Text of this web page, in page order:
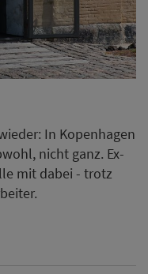
In Kopenhagen
nicht ganz. Ex-
mit dabei - trotz